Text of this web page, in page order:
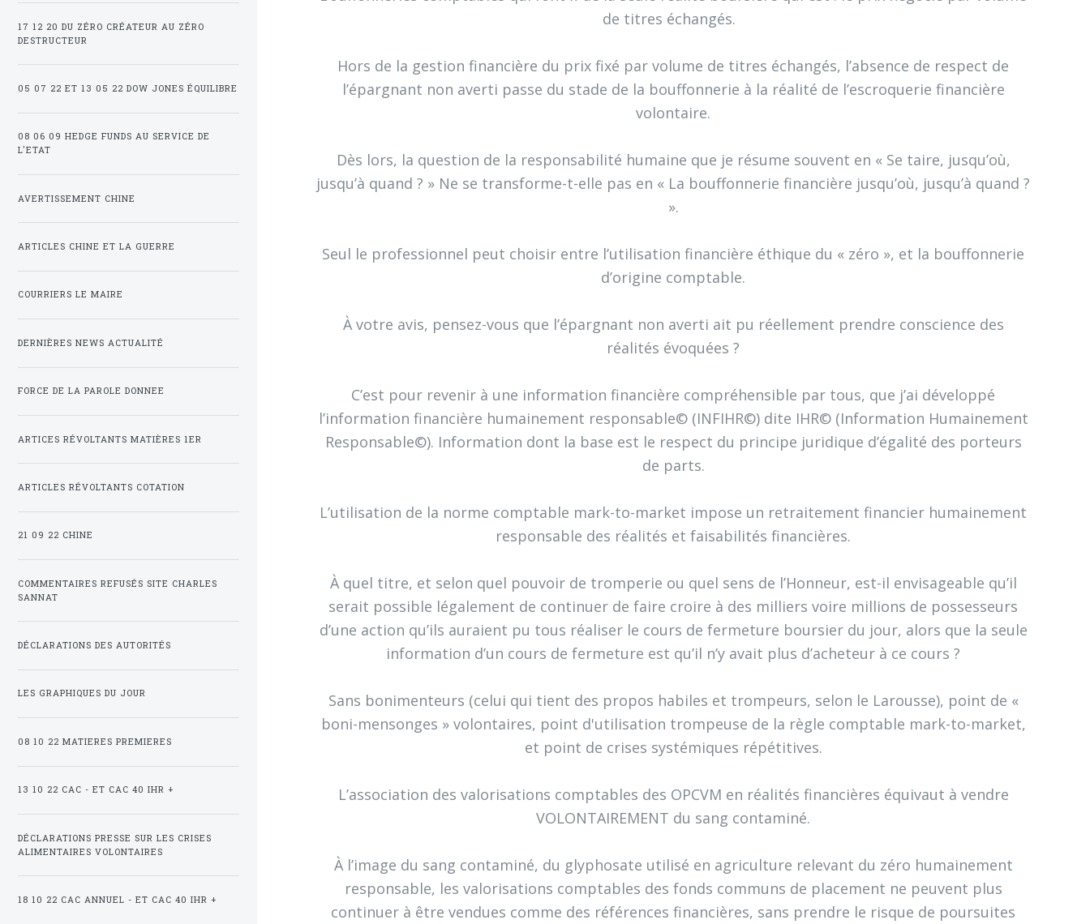
de titres échangés.
Hors de la gestion financière du prix fixé par volume de titres échangés, l’absence de respect de
l’épargnant non averti passe du stade de la bouffonnerie à la réalité de l’escroquerie financière
volontaire.
Dès lors, la question de la responsabilité humaine que je résume souvent en « Se taire, jusqu’où,
jusqu’à quand ? » Ne se transforme-t-elle pas en « La bouffonnerie financière jusqu’où, jusqu’à quand ?
».
Seul le professionnel peut choisir entre l’utilisation financière éthique du « zéro », et la bouffonnerie
d’origine comptable.
À votre avis, pensez-vous que l’épargnant non averti ait pu réellement prendre conscience des
réalités évoquées ?
C’est pour revenir à une information financière compréhensible par tous, que j’ai développé
l’information financière humainement responsable© (INFIHR©) dite IHR© (Information Humainement
Responsable©). Information dont la base est le respect du principe juridique d’égalité des porteurs
de parts.
L’utilisation de la norme comptable mark-to-market impose un retraitement financier humainement
responsable des réalités et faisabilités financières.
À quel titre, et selon quel pouvoir de tromperie ou quel sens de l’Honneur, est-il envisageable qu’il
serait possible légalement de continuer de faire croire à des milliers voire millions de possesseurs
d’une action qu’ils auraient pu tous réaliser le cours de fermeture boursier du jour, alors que la seule
information d’un cours de fermeture est qu’il n’y avait plus d’acheteur à ce cours ?
Sans bonimenteurs (celui qui tient des propos habiles et trompeurs, selon le Larousse), point de «
boni-mensonges » volontaires, point d'utilisation trompeuse de la règle comptable mark-to-market,
et point de crises systémiques répétitives.
L’association des valorisations comptables des OPCVM en réalités financières équivaut à vendre
VOLONTAIREMENT du sang contaminé.
À l’image du sang contaminé, du glyphosate utilisé en agriculture relevant du zéro humainement
responsable, les valorisations comptables des fonds communs de placement ne peuvent plus
continuer à être vendues comme des références financières, sans prendre le risque de poursuites
17 12 20 DU ZÉRO CRÉATEUR AU ZÉRO
DESTRUCTEUR
05 07 22 ET 13 05 22 DOW JONES ÉQUILIBRE
08 06 09 HEDGE FUNDS AU SERVICE DE
L'ETAT
AVERTISSEMENT CHINE
ARTICLES CHINE ET LA GUERRE
COURRIERS LE MAIRE
DERNIÈRES NEWS ACTUALITÉ
FORCE DE LA PAROLE DONNEE
ARTICES RÉVOLTANTS MATIÈRES 1ER
ARTICLES RÉVOLTANTS COTATION
21 09 22 CHINE
COMMENTAIRES REFUSÉS SITE CHARLES
SANNAT
DÉCLARATIONS DES AUTORITÉS
LES GRAPHIQUES DU JOUR
08 10 22 MATIERES PREMIERES
13 10 22 CAC - ET CAC 40 IHR +
DÉCLARATIONS PRESSE SUR LES CRISES
ALIMENTAIRES VOLONTAIRES
18 10 22 CAC ANNUEL - ET CAC 40 IHR +